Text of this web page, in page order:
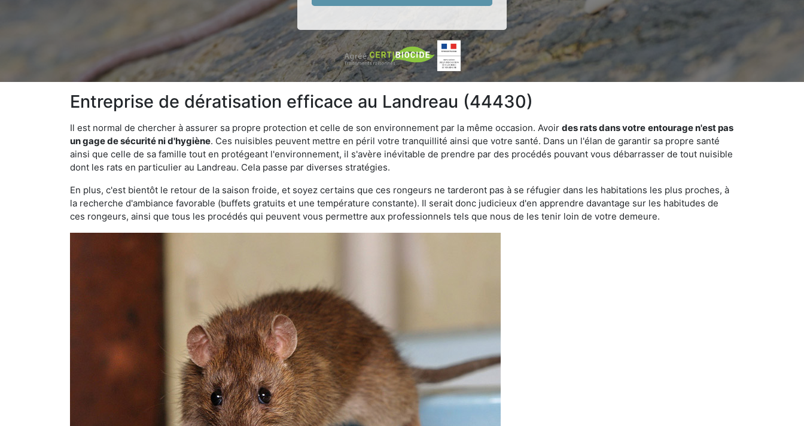
Entreprise de dératisation efficace au Landreau (44430)
Il est normal de chercher à assurer sa propre protection et celle de son environnement par la même occasion. Avoir des rats dans votre entourage n'est pas
un gage de sécurité ni d'hygiène. Ces nuisibles peuvent mettre en péril votre tranquillité ainsi que votre santé. Dans un l'élan de garantir sa propre santé
ainsi que celle de sa famille tout en protégeant l'environnement, il s'avère inévitable de prendre par des procédés pouvant vous débarrasser de tout nuisible
dont les rats en particulier au Landreau. Cela passe par diverses stratégies.
En plus, c'est bientôt le retour de la saison froide, et soyez certains que ces rongeurs ne tarderont pas à se réfugier dans les habitations les plus proches, à
la recherche d'ambiance favorable (buffets gratuits et une température constante). Il serait donc judicieux d'en apprendre davantage sur les habitudes de
ces rongeurs, ainsi que tous les procédés qui peuvent vous permettre aux professionnels tels que nous de les tenir loin de votre demeure.